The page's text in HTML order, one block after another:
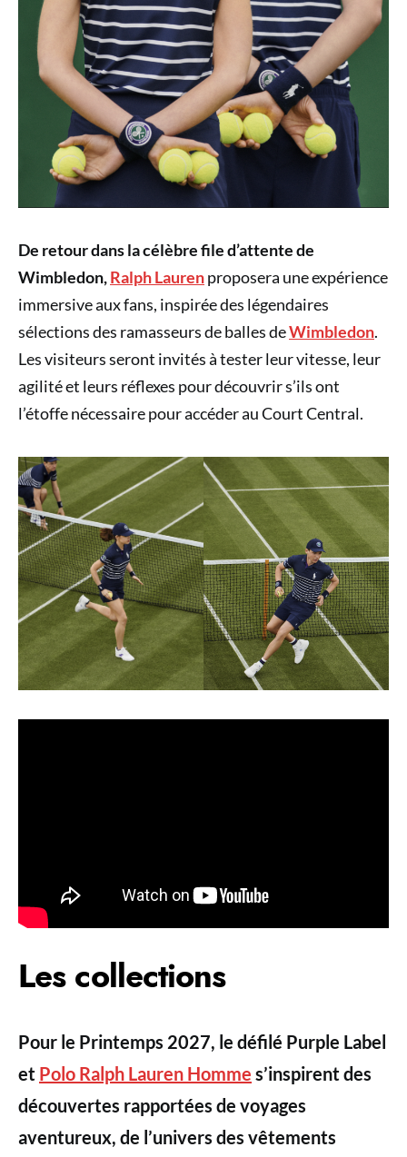
De retour dans la célèbre file d’attente de
Wimbledon,Ralph Laurenproposera une expérience
immersive aux fans, inspirée des légendaires
sélections des ramasseurs de balles deWimbledon.
Les visiteurs seront invités à tester leur vitesse, leur
agilité et leurs réflexes pour découvrir s’ils ont
l’étoffe nécessaire pour accéder au Court Central.
Les collections
Pour le Printemps 2027, le défilé Purple Label
et Polo Ralph Lauren Homme s’inspirent des
découvertes rapportées de voyages
aventureux, de l’univers des vêtements